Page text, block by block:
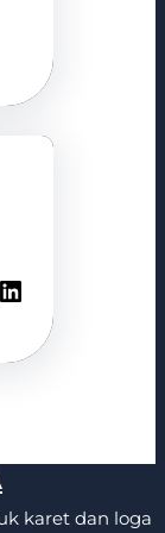
LinkedIn
karet dan loga